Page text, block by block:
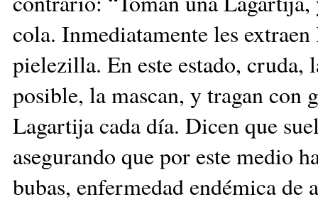
cola. Inmediatamente les
pielezilla. En este estado,
posible, la mascan, y tragan con
Lagartija cada día. Dicen que
asegurando que por este medio
bubas, enfermedad endémica de